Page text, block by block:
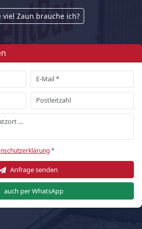
viel Zaun brauche ich?
*
Anfrage senden
auch per WhatsApp